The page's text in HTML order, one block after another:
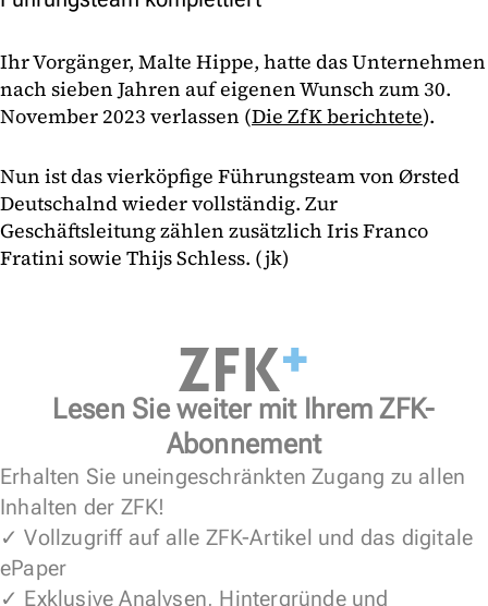
Ihr Vorgänger, Malte Hippe, hatte das Unternehmen
nach sieben Jahren auf eigenen Wunsch zum 30.
November 2023 verlassen (Die ZfK berichtete).
Nun ist das vierköpfige Führungsteam von Ørsted
Deutschalnd wieder vollständig. Zur
Geschäftsleitung zählen zusätzlich Iris Franco
Fratini sowie Thijs Schless. (jk)
Lesen Sie weiter mit Ihrem ZFK-
Abonnement
Erhalten Sie uneingeschränkten Zugang zu allen
Inhalten der ZFK!
✓ Vollzugriff auf alle ZFK-Artikel und das digitale
ePaper
✓ Exklusive Analysen, Hintergründe und